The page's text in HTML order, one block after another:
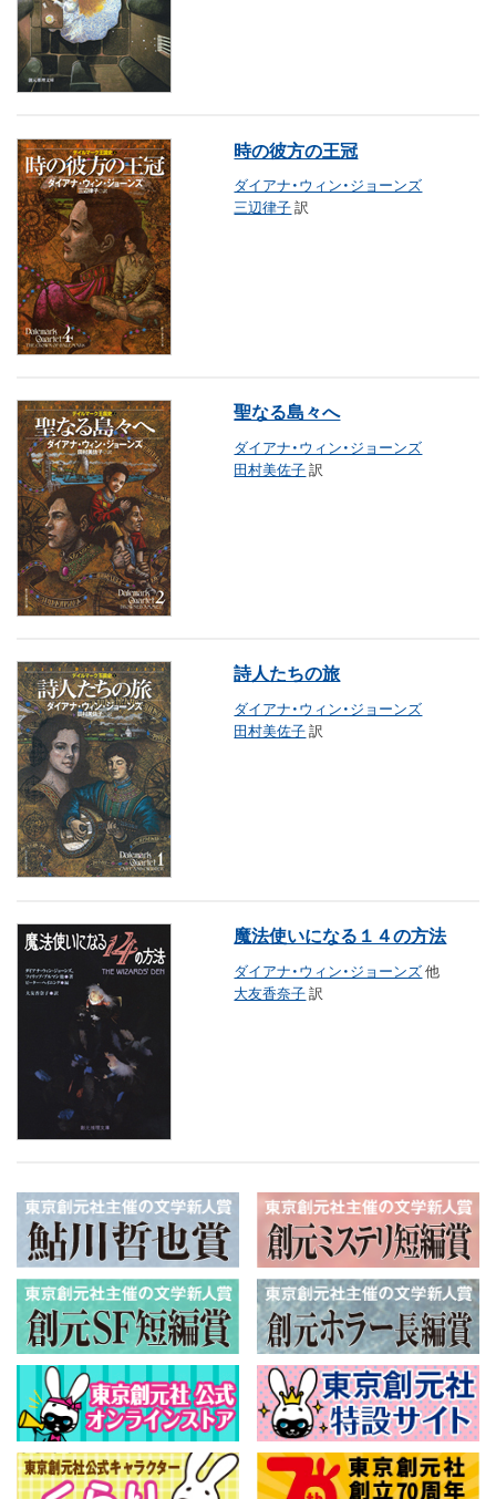
時の彼方の王冠
ダイアナ・ウィン・ジョーンズ
三辺律子訳
聖なる島々へ
ダイアナ・ウィン・ジョーンズ
田村美佐子訳
詩人たちの旅
ダイアナ・ウィン・ジョーンズ
田村美佐子訳
魔法使いになる１４の方法
ダイアナ・ウィン・ジョーンズ他
大友香奈子訳